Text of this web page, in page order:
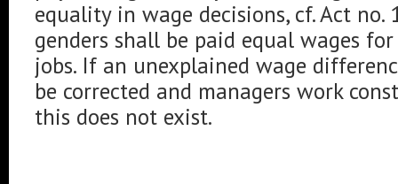
equality in wage decisions, cf. Act
genders shall be paid equal wages
jobs. If an unexplained wage
be corrected and managers work
this does not exist.